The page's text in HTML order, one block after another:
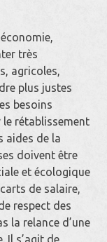
très
agricoles,
plus justes
besoins
rétablissement
aides de la
doivent être
et écologique
de salaire,
respect des
la relance d’une
Il s’agit de